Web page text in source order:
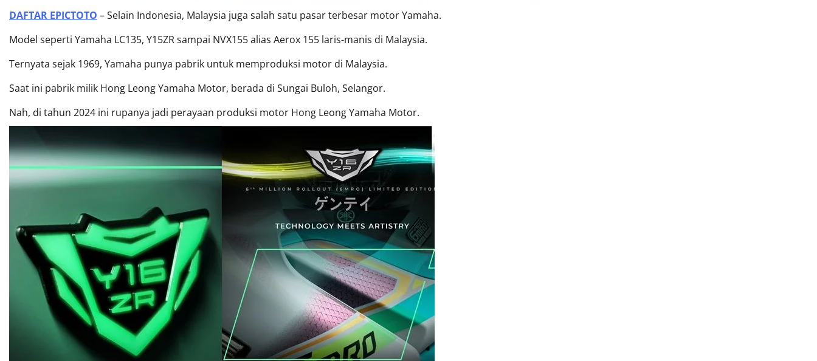
DAFTAR EPICTOTO – Selain Indonesia, Malaysia juga salah satu pasar terbesar motor Yamaha.
Model seperti Yamaha LC135, Y15ZR sampai NVX155 alias Aerox 155 laris-manis di Malaysia.
Ternyata sejak 1969, Yamaha punya pabrik untuk memproduksi motor di Malaysia.
Saat ini pabrik milik Hong Leong Yamaha Motor, berada di Sungai Buloh, Selangor.
Nah, di tahun 2024 ini rupanya jadi perayaan produksi motor Hong Leong Yamaha Motor.